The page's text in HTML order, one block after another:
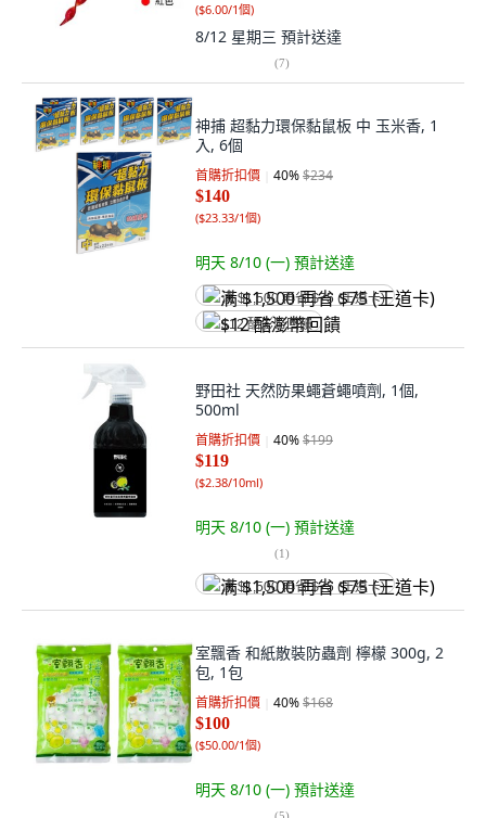
($6.00/1個)
8/12 星期三 預計送達
(7)
神捕 超黏力環保黏鼠板 中 玉米香, 1
入, 6個
首購折扣價 40%$234
$140
($23.33/1個)
明天 8/10 (一) 預計送達
满 $1,500 再省 $75 (王道卡)
$12 酷澎幣回饋
野田社 天然防果蠅蒼蠅噴劑, 1個,
500ml
首購折扣價 40%$199
$119
($2.38/10ml)
明天 8/10 (一) 預計送達
(1)
满 $1,500 再省 $75 (王道卡)
室飄香 和紙散裝防蟲劑 檸檬 300g, 2
包, 1包
首購折扣價 40%$168
$100
($50.00/1個)
明天 8/10 (一) 預計送達
(5)